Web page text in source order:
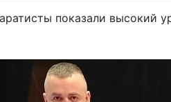
показали высокий